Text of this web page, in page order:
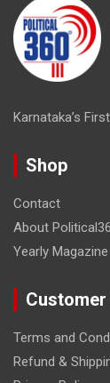
Karnataka’s
Shop
Contact
About
Yearly Magazine
Customer
Terms and
Refund &